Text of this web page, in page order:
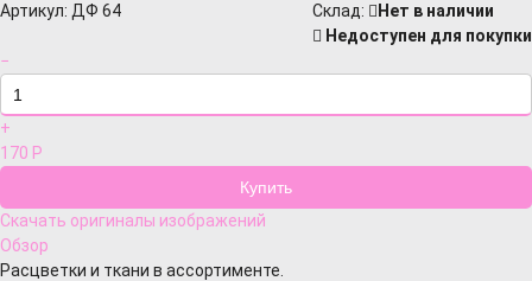
Артикул: ДФ 64 Cклад:
Нет в наличии
Недоступен для покупки
−
+
170 Р
Скачать оригиналы изображений
Обзор
Расцветки и ткани в ассортименте.